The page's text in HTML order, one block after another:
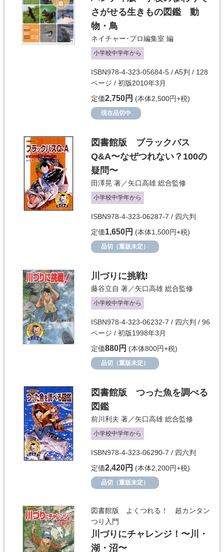
さがせる生きもの図鑑 動
物・鳥
ネイチャー･プロ編集室 編
小学校中学年から
ISBN978-4-323-05684-5 / A5判 / 128
ページ / 初版2010年3月
定価2,750円 (本体2,500円+税)
現在品切中
図書館版 ブラックバス
Q&A〜なぜつれない？100の
疑問〜
田澤晃 著／矢口高雄 総合監修
小学校中学年から
ISBN978-4-323-06287-7 / 四六判
定価1,650円 (本体1,500円+税)
品切（重版未定）
川づりに挑戦!
藤谷立自 著／矢口高雄 総合監修
小学校中学年から
ISBN978-4-323-06232-7 / 四六判 / 96
ページ / 初版1998年3月
定価880円 (本体800円+税)
品切（重版未定）
図書館版 つった魚を調べる
図鑑
前川利夫 著／矢口高雄 総合監修
小学校中学年から
ISBN978-4-323-06290-7 / 四六判
定価2,420円 (本体2,200円+税)
品切（重版未定）
図書館版 よくつれる！ 超カンタン
つり入門
川づりにチャレンジ！〜川・
湖・沼〜